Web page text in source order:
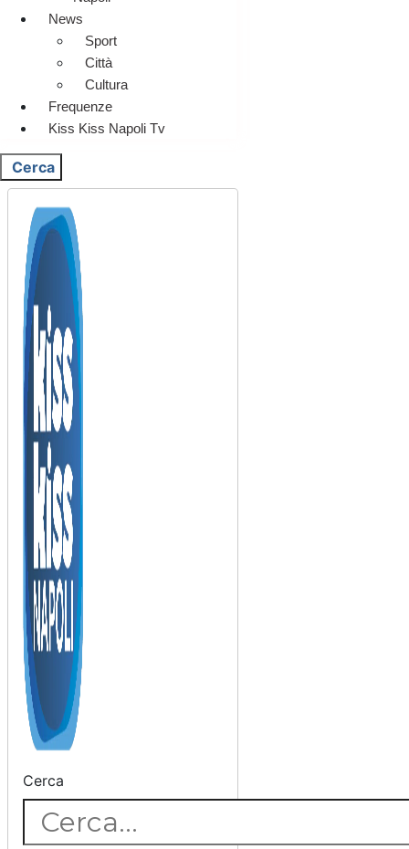
News
Sport
Città
Cultura
Frequenze
Kiss Kiss Napoli Tv
Cerca
Cerca